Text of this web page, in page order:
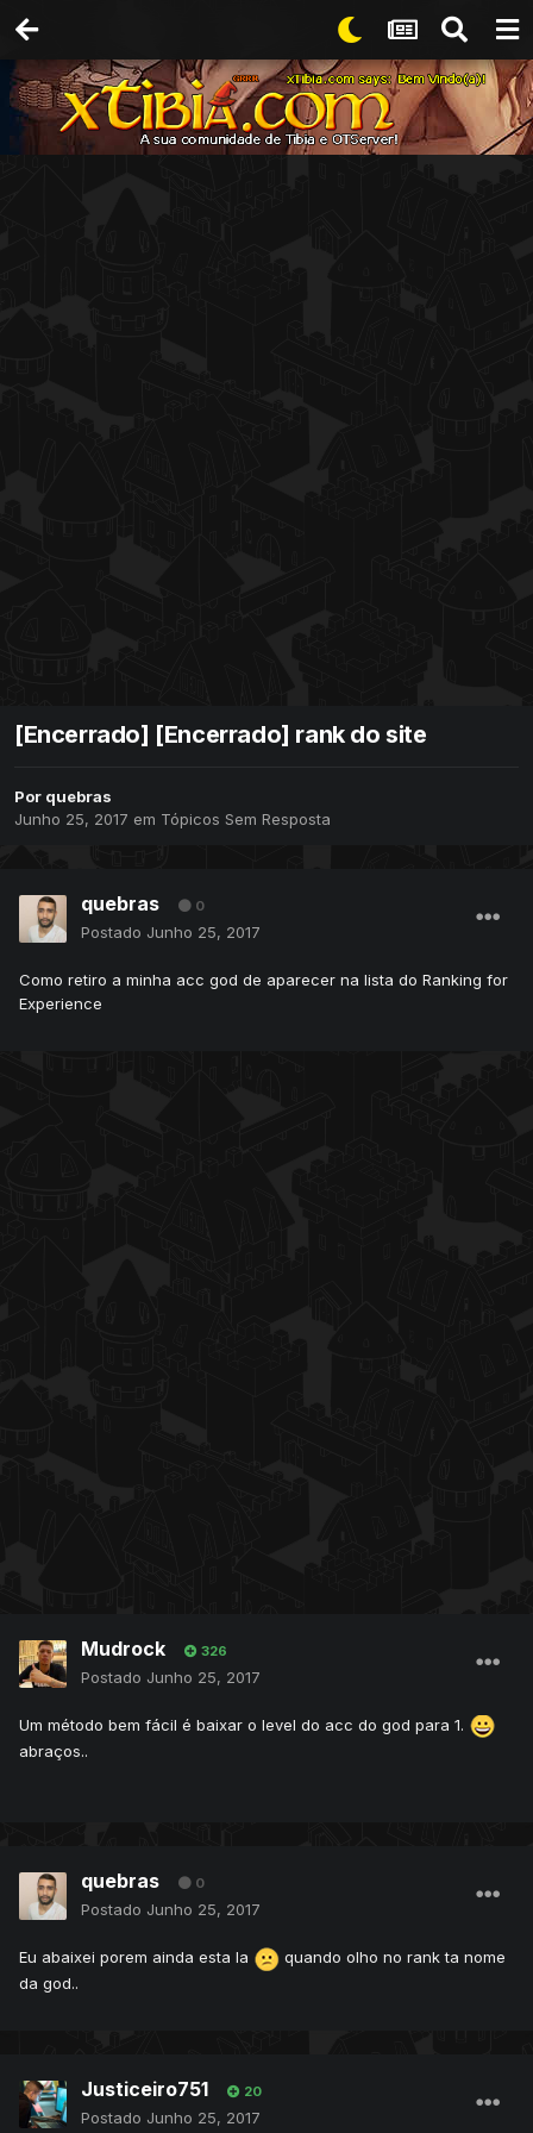
[Encerrado] [Encerrado] rank do site
Por quebras
Junho 25, 2017 em Tópicos Sem Resposta
quebras 0
Postado Junho 25, 2017
Como retiro a minha acc god de aparecer na lista do Ranking for
Experience
Mudrock 326
Postado Junho 25, 2017
Um método bem fácil é baixar o level do acc do god para 1.
abraços..
quebras 0
Postado Junho 25, 2017
Eu abaixei porem ainda esta la
quando olho no rank ta nome
da god..
Justiceiro751 20
Postado Junho 25, 2017